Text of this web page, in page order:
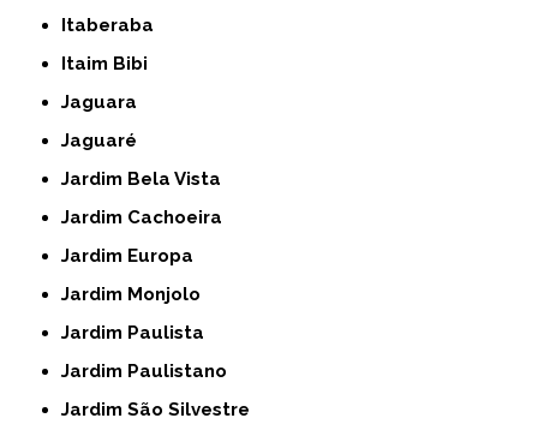
Itaberaba
Itaim Bibi
Jaguara
Jaguaré
Jardim Bela Vista
Jardim Cachoeira
Jardim Europa
Jardim Monjolo
Jardim Paulista
Jardim Paulistano
Jardim São Silvestre